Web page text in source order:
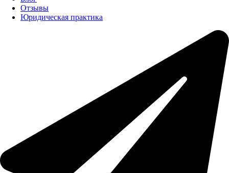
Отзывы
Юридическая практика